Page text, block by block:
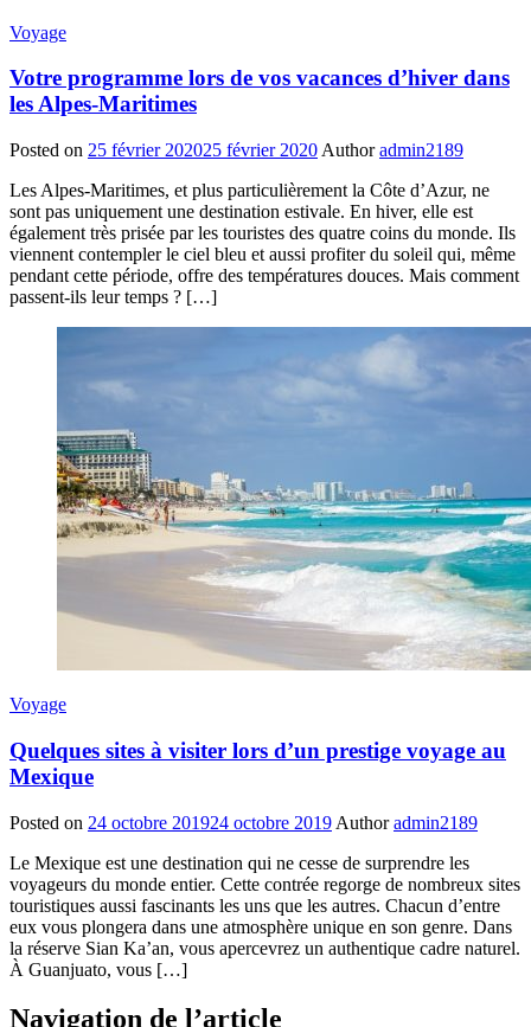
Voyage
Votre programme lors de vos vacances d’hiver dans
les Alpes-Maritimes
Posted on 25 février 202025 février 2020 Author admin2189
Les Alpes-Maritimes, et plus particulièrement la Côte d’Azur, ne
sont pas uniquement une destination estivale. En hiver, elle est
également très prisée par les touristes des quatre coins du monde. Ils
viennent contempler le ciel bleu et aussi profiter du soleil qui, même
pendant cette période, offre des températures douces. Mais comment
passent-ils leur temps ? […]
Voyage
Quelques sites à visiter lors d’un prestige voyage au
Mexique
Posted on 24 octobre 201924 octobre 2019 Author admin2189
Le Mexique est une destination qui ne cesse de surprendre les
voyageurs du monde entier. Cette contrée regorge de nombreux sites
touristiques aussi fascinants les uns que les autres. Chacun d’entre
eux vous plongera dans une atmosphère unique en son genre. Dans
la réserve Sian Ka’an, vous apercevrez un authentique cadre naturel.
À Guanjuato, vous […]
Navigation de l’article